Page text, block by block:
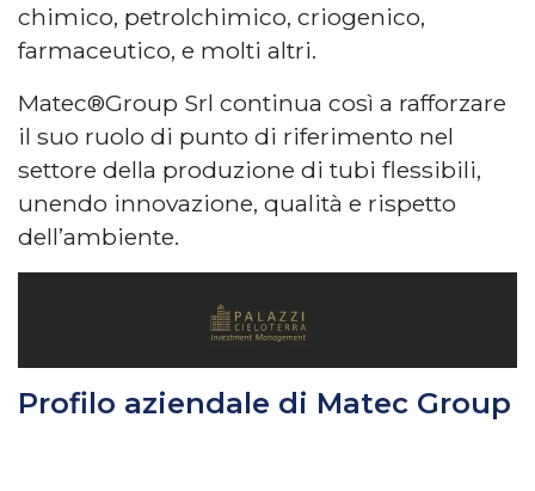
chimico, petrolchimico, criogenico,
farmaceutico, e molti altri.
Matec®Group Srl continua così a rafforzare
il suo ruolo di punto di riferimento nel
settore della produzione di tubi flessibili,
unendo innovazione, qualità e rispetto
dell’ambiente.
Profilo aziendale di Matec Group